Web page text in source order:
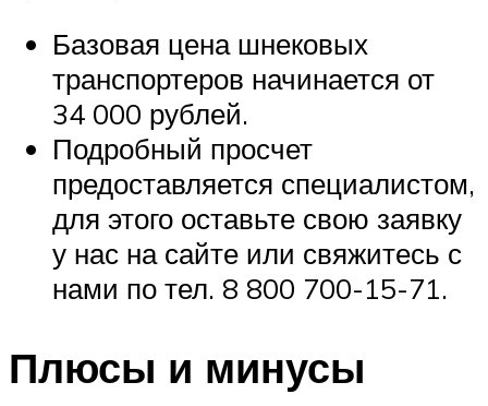
Базовая цена шнековых
транспортеров начинается от
34 000 рублей.
Подробный просчет
предоставляется специалистом,
для этого оставьте свою заявку
у нас на сайте или свяжитесь с
нами по тел. 8 800 700-15-71.
Плюсы и минусы